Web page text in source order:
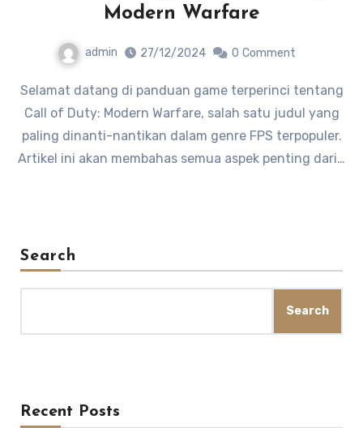
Modern Warfare
admin 27/12/2024 0 Comment
Selamat datang di panduan game terperinci tentang
Call of Duty: Modern Warfare, salah satu judul yang
paling dinanti-nantikan dalam genre FPS terpopuler.
Artikel ini akan membahas semua aspek penting dari…
Search
Search
Recent Posts